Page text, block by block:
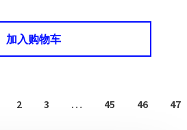
加入购物车
2 3 … 45 46 47